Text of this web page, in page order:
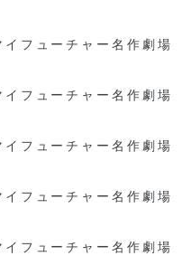
フューチャー名作劇場
フューチャー名作劇場
フューチャー名作劇場
フューチャー名作劇場
フューチャー名作劇場